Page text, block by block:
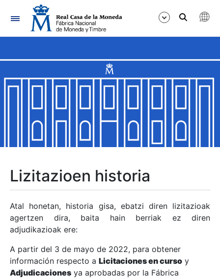
Nabigazioa
Erakutsi/Ezkutatu
Erakutsi/Ezkutatu
Erakutsi/Ezkutatu
Erakutsi/Ezkutatu
Erakutsi/Ezkutatu
Erakutsi/Ezkutatu
Lizitazioen historia
Atal honetan, historia gisa, ebatzi diren lizitazioak
agertzen dira, baita hain berriak ez diren
adjudikazioak ere:
A partir del 3 de mayo de 2022, para obtener
información respecto a Licitaciones en curso y
Adjudicaciones ya aprobadas por la Fábrica